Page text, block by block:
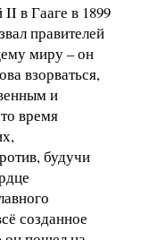
в Гааге в 1899
правителей
миру – он
взорваться,
и
время
будучи
созданное